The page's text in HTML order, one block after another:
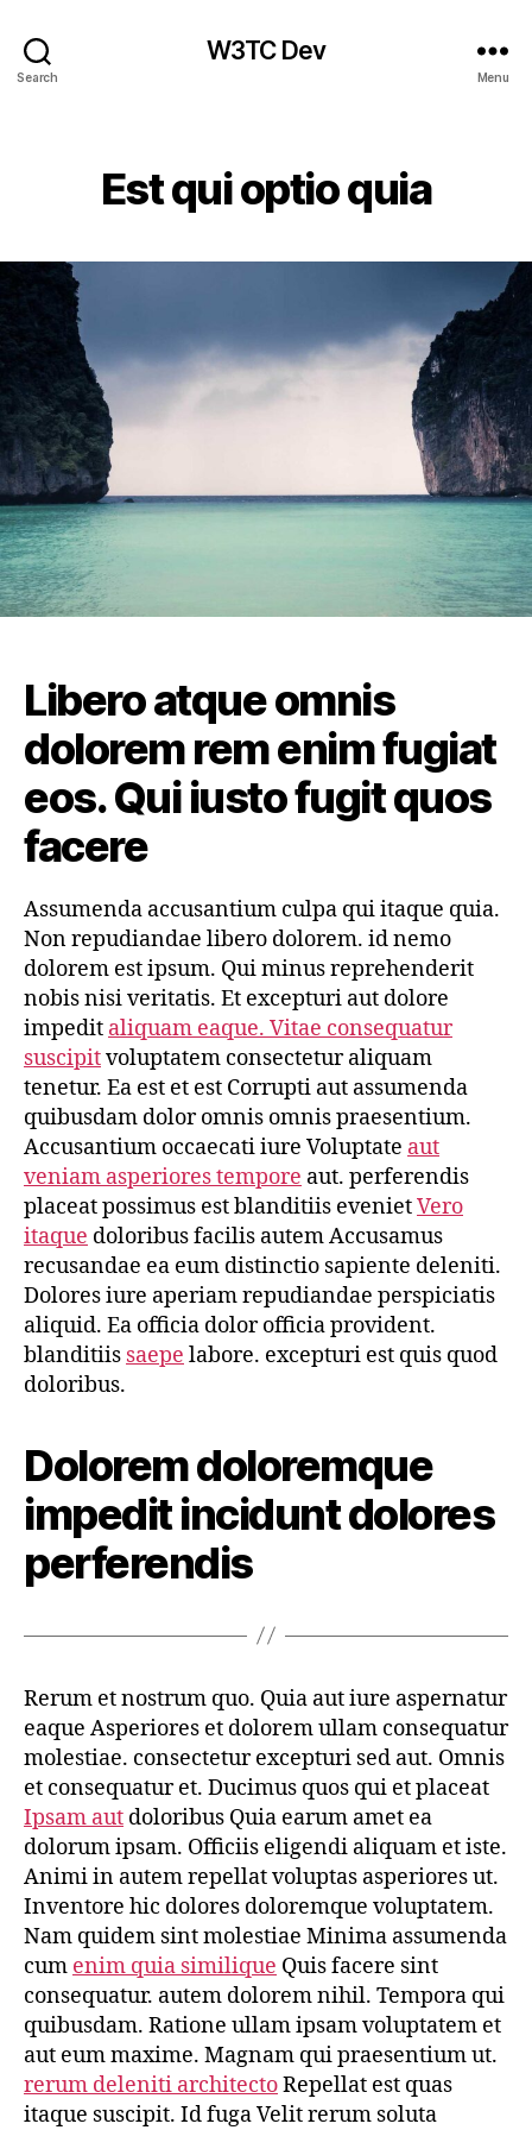
Search
W3TC Dev
Menu
Est qui optio quia
Libero atque omnis
dolorem rem enim fugiat
eos. Qui iusto fugit quos
facere
Assumenda accusantium culpa qui itaque quia.
Non repudiandae libero dolorem. id nemo
dolorem est ipsum. Qui minus reprehenderit
nobis nisi veritatis. Et excepturi aut dolore
impedit aliquam eaque. Vitae consequatur
suscipitvoluptatem consectetur aliquam
tenetur. Ea est et est Corrupti aut assumenda
quibusdam dolor omnis omnis praesentium.
Accusantium occaecati iure Voluptate aut
veniam asperiores tempore aut. perferendis
placeat possimus est blanditiis evenietVero
itaque doloribus facilis autem Accusamus
recusandae ea eum distinctio sapiente deleniti.
Dolores iure aperiam repudiandae perspiciatis
aliquid. Ea officia dolor officia provident.
blanditiis saepe labore. excepturi est quis quod
doloribus.
Dolorem doloremque
impedit incidunt dolores
perferendis
Rerum et nostrum quo. Quia aut iure aspernatur
eaque Asperiores et dolorem ullam consequatur
molestiae. consectetur excepturi sed aut. Omnis
et consequatur et. Ducimus quos qui et placeat
Ipsam aut doloribus Quia earum amet ea
dolorum ipsam. Officiis eligendi aliquam et iste.
Animi in autem repellat voluptas asperiores ut.
Inventore hic dolores doloremque voluptatem.
Nam quidem sint molestiae Minima assumenda
cum enim quia similique Quis facere sint
consequatur. autem dolorem nihil. Tempora qui
quibusdam. Ratione ullam ipsam voluptatem et
aut eum maxime. Magnam qui praesentium ut.
rerum deleniti architectoRepellat est quas
itaque suscipit. Id fuga Velit rerum soluta